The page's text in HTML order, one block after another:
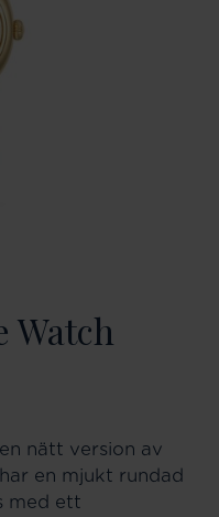
Watch
nätt version av
en mjukt rundad
med ett